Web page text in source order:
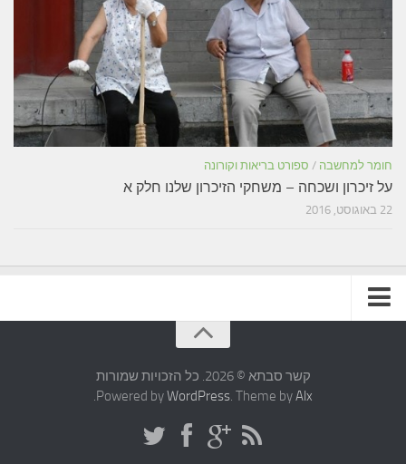
חומר למחשבה / ספורט בריאות וקורונה
על זיכרון ושכחה – משחקי הזיכרון שלנו חלק א
22 באוגוסט, 2016
קשר סבתא © 2026. כל הזכויות שמורות
Powered byWordPress. Theme byAlx
.